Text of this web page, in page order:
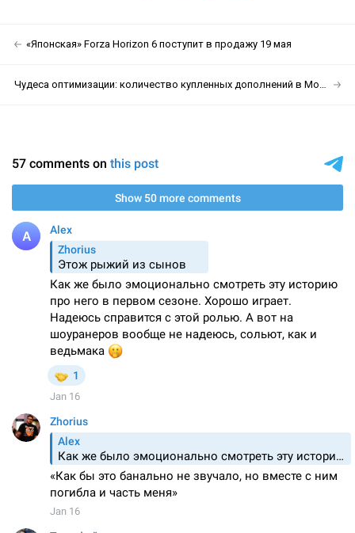
«Японская» Forza Horizon 6 поступит в продажу 19 мая
Чудеса оптимизации: количество купленных дополнений в Monster Hunter Wilds влияет на FPS